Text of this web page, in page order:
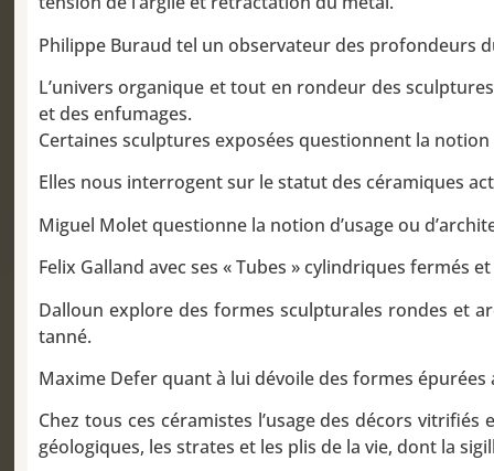
Philippe Buraud tel un observateur des profondeurs
L’univers organique et tout en rondeur des
et des enfumages.
Certaines sculptures exposées questionnent la
Elles nous interrogent sur le statut des céramiques
Miguel Molet questionne la notion d’usage ou
Felix Galland avec ses « Tubes » cylindriques
Dalloun explore des formes sculpturales rondes et
tanné.
Maxime Defer quant à lui dévoile des formes
Chez tous ces céramistes l’usage des décors
géologiques, les strates et les plis de la vie, dont la